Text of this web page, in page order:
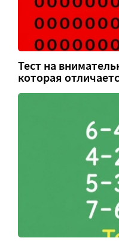
Тест на
которая